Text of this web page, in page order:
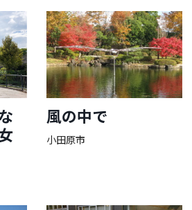
風の中で
小田原市